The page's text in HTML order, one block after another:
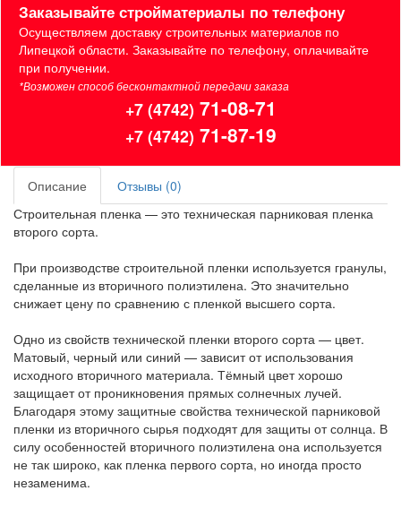
Заказывайте стройматериалы по телефону
Осуществляем доставку строительных материалов по
Липецкой области. Заказывайте по телефону, оплачивайте
при получении.
*Возможен способ бесконтактной передачи заказа
+7 (4742) 71-08-71
+7 (4742) 71-87-19
Описание
Отзывы (0)
Строительная пленка — это техническая парниковая пленка
второго сорта.
При производстве строительной пленки используется гранулы,
сделанные из вторичного полиэтилена. Это значительно
снижает цену по сравнению с пленкой высшего сорта.
Одно из свойств технической пленки второго сорта — цвет.
Матовый, черный или синий — зависит от использования
исходного вторичного материала. Тёмный цвет хорошо
защищает от проникновения прямых солнечных лучей.
Благодаря этому защитные свойства технической парниковой
пленки из вторичного сырья подходят для защиты от солнца. В
силу особенностей вторичного полиэтилена она используется
не так широко, как пленка первого сорта, но иногда просто
незаменима.